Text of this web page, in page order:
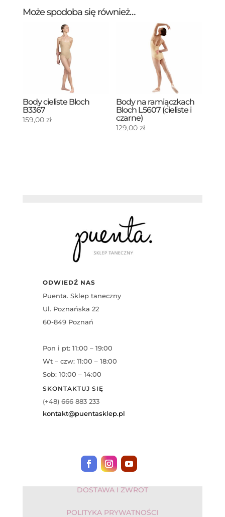
Może spodoba się również…
Body cieliste Bloch
B3367
159,00 zł
Body na ramiączkach
Bloch L5607 (cieliste i
czarne)
129,00zł
ODWIEDŹ NAS
Puenta. Sklep taneczny
Ul. Poznańska 22
60-849 Poznań
Pon i pt: 11:00 – 19:00
Wt – czw: 11:00 – 18:00
Sob: 10:00 – 14:00
SKONTAKTUJ SIĘ
(+48) 666 883 233
kontakt@puentasklep.pl
DOSTAWA I ZWROT
POLITYKA PRYWATNOŚCI